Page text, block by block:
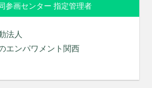
参画センター 指定管理者
法人
エンパワメント関西